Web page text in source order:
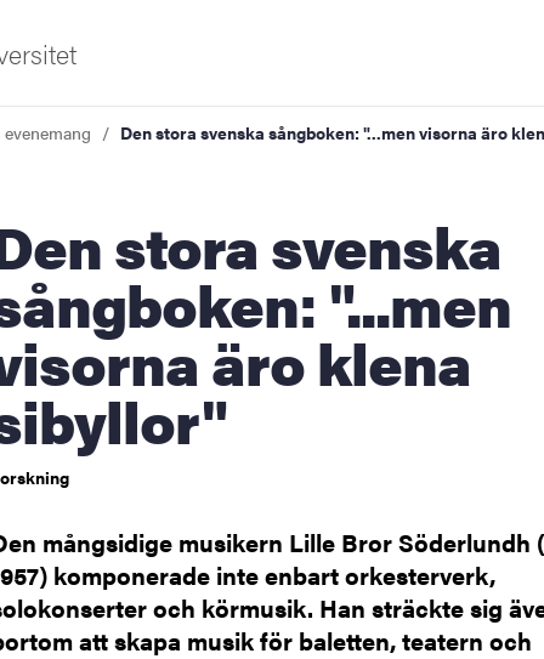
innovation
Den stora svenska sångboken: "...men visorna äro
"...men
äro klena
mångsidige musikern Lille Bror Söderlundh
komponerade inte enbart orkesterverk,
och körmusik. Han sträckte sig
att skapa musik för baletten, teatern och